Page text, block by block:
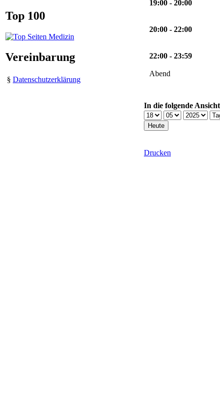
Top 100
Vereinbarung
§ Datenschutzerklärung
19:00 - 20:00
20:00 - 22:00
22:00 - 23:59
Abend
In die folgende
Drucken